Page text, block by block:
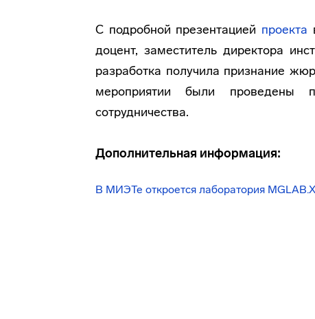
С подробной презентацией проекта
доцент, заместитель директора
разработка получила признание
мероприятии были проведены
сотрудничества.
Дополнительная информация:
В МИЭТе откроется лаборатория